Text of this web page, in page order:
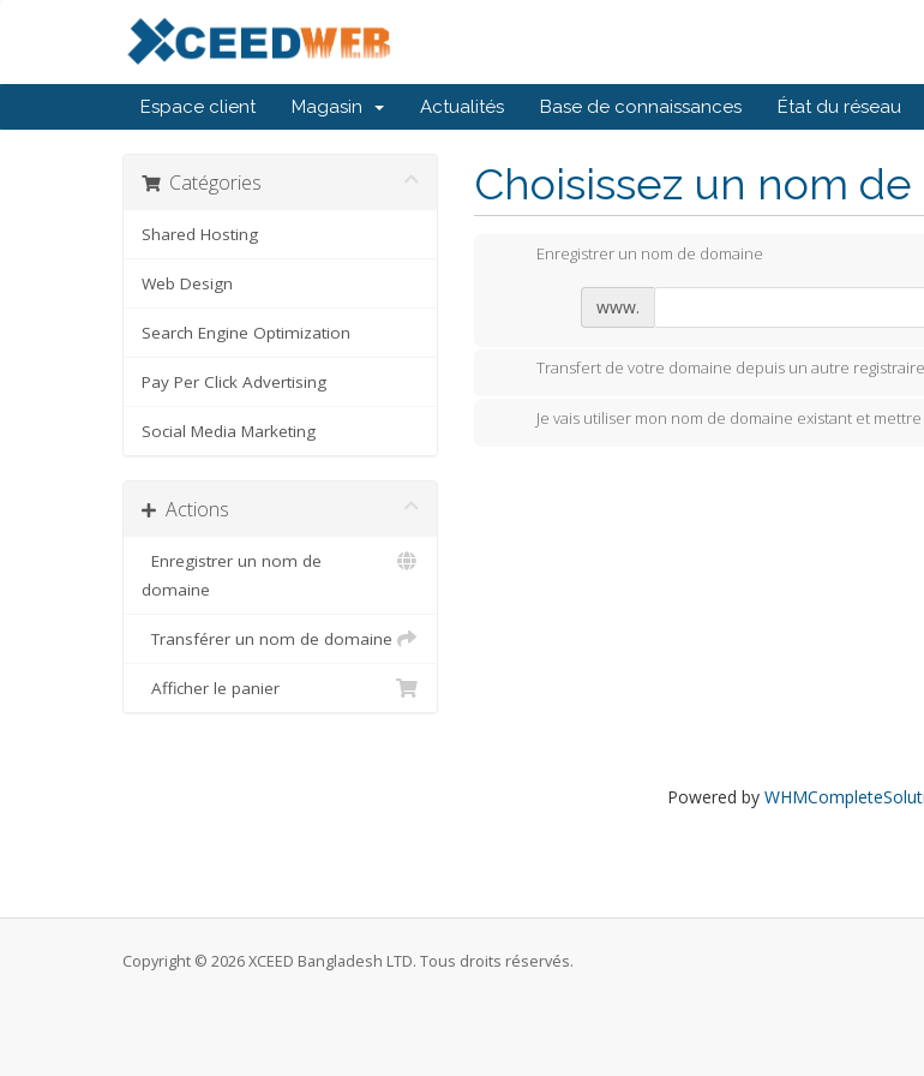
Espace client Magasin Actualités Base de connaissances État du réseau
Catégories
Shared Hosting
Web Design
Search Engine Optimization
Pay Per Click Advertising
Social Media Marketing
Actions
Enregistrer un nom de
domaine
Transférer un nom de domaine
Afficher le panier
Choisissez un nom de
Enregistrer un nom de domaine
www.
Transfert de votre domaine depuis un autre registraire
Je vais utiliser mon nom de domaine existant et
Powered by
Copyright © 2026 XCEED Bangladesh LTD. Tous droits réservés.